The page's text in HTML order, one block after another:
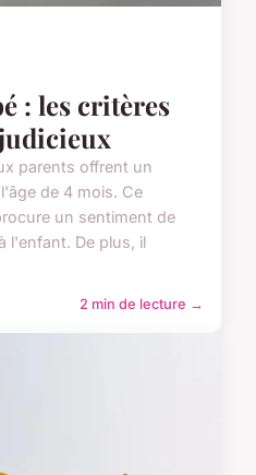
: les critères
parents offrent un
de 4 mois. Ce
un sentiment de
l'enfant. De plus, il
2 min de lecture →